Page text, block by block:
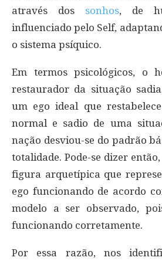
através dos sonhos, de
influenciado pelo Self,
o sistema psíquico.
Em termos psicológicos, o
restaurador da situação
um ego ideal que
normal e sadio de uma
nação desviou-se do padrão
totalidade. Pode-se dizer
figura arquetípica que
ego funcionando de acordo
modelo a ser observado,
funcionando corretamente.
Por essa razão, nos